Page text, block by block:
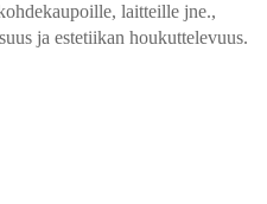
laitteille jne.,
ja estetiikan houkuttelevuus.